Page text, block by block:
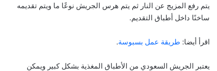
يتم رفع المزيج عن النار ثم يتم هرس الجريش نوعًا ما ويتم تقديمه
ساخنًا داخل أطباق التقديم.
اقرأ أيضا: طريقة عمل بسبوسة.
يعتبر الجريش السعودي من الأطباق المغذية بشكل كبير ويمكن